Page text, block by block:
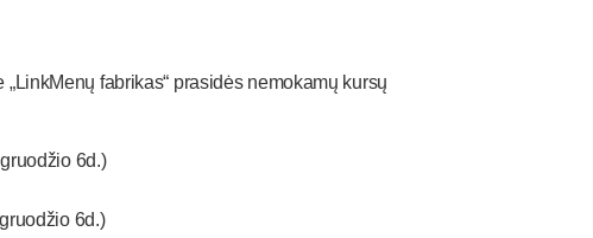
fabrikas“ prasidės nemokamų kursų
žio 6d.)
žio 6d.)